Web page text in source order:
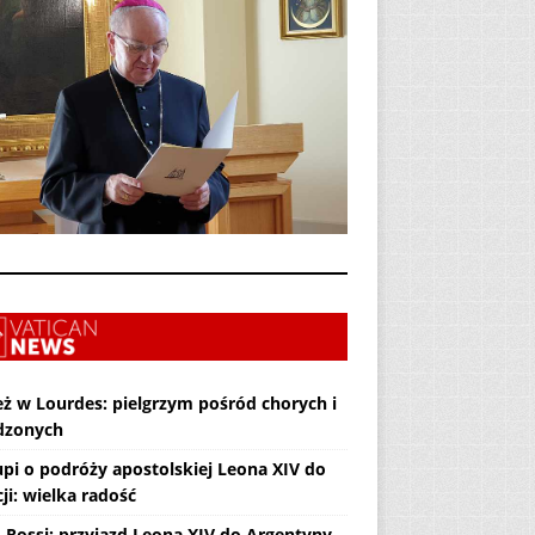
w Lourdes: pielgrzym pośród chorych i
o podróży apostolskiej Leona XIV do
wielka radość